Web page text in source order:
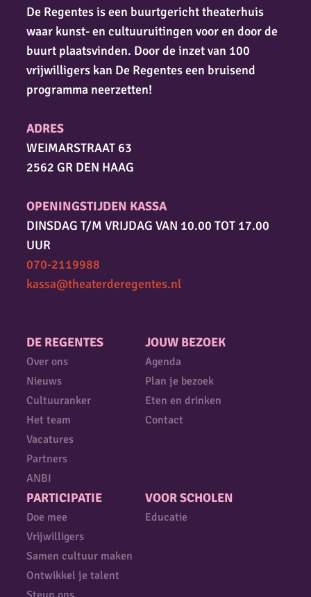
DE REGENTES
Over ons
Nieuws
Cultuuranker
Het team
Vacatures
Partners
ANBI
JOUW BEZOEK
Agenda
Plan je bezoek
Eten en drinken
Contact
PARTICIPATIE
Doe mee
Vrijwilligers
Samen cultuur maken
Ontwikkel je talent
VOOR SCHOLEN
Educatie
De Regentes is een buurtgericht theaterhuis
waar kunst- en cultuuruitingen voor en door de
buurt plaatsvinden. Door de inzet van 100
vrijwilligers kan De Regentes een bruisend
programma neerzetten!
ADRES
WEIMARSTRAAT 63
2562 GR DEN HAAG
OPENINGSTIJDEN KASSA
DINSDAG T/M VRIJDAG VAN 10.00 TOT 17.00
UUR
070-2119988
kassa@theaterderegentes.nl